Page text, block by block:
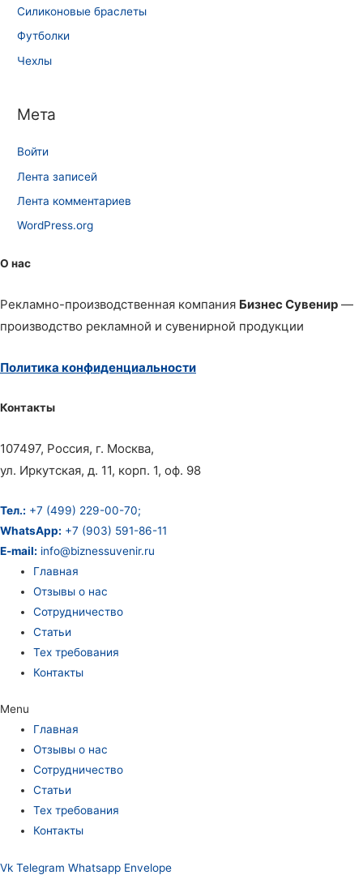
Силиконовые браслеты
Футболки
Чехлы
Мета
Войти
Лента записей
Лента комментариев
WordPress.org
О нас
Рекламно-производственная компания Бизнес Сувенир —
производство рекламной и сувенирной продукции
Политика конфиденциальности
Контакты
107497, Россия, г. Москва,
ул. Иркутская, д. 11, корп. 1, оф. 98
Тел.: +7 (499) 229-00-70;
WhatsApp: +7 (903) 591-86-11
E-mail: info@biznessuvenir.ru
Главная
Отзывы о нас
Сотрудничество
Статьи
Тех требования
Контакты
Menu
Главная
Отзывы о нас
Сотрудничество
Статьи
Тех требования
Контакты
Vk Telegram Whatsapp Envelope